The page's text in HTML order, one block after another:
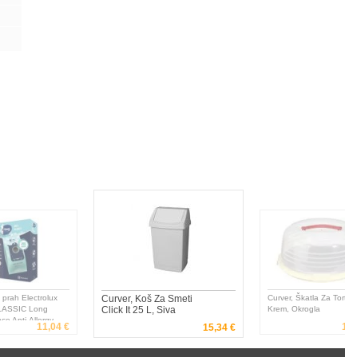
prah Electrolux
Long
Anti-Allergy
11,04 €
Curver, Koš Za Smeti
Click It 25 L, Siva
15,34 €
Curver, Škatla Za
Krem, Okrogla